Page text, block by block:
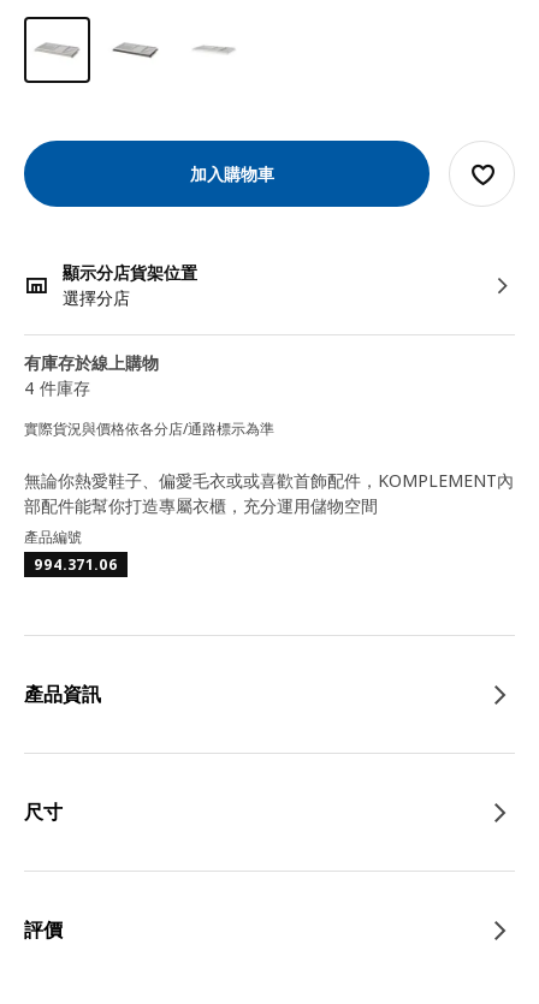
加入購物車
顯示分店貨架位置
選擇分店
有庫存於線上購物
4 件庫存
實際貨況與價格依各分店/通路標示為準
無論你熱愛鞋子、偏愛毛衣或或喜歡首飾配件，KOMPLEMENT內
部配件能幫你打造專屬衣櫃，充分運用儲物空間
產品編號
994.371.06
產品資訊
尺寸
評價